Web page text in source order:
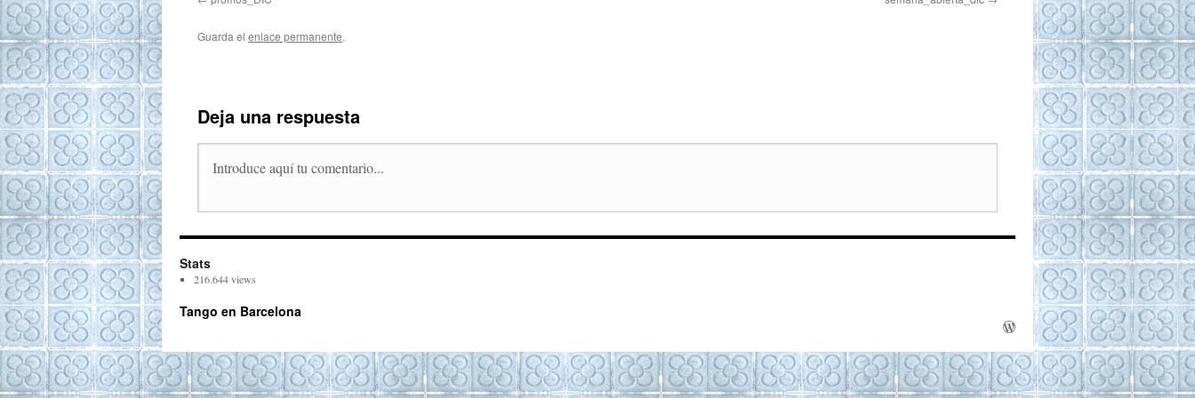
Guarda el enlace permanente.
Deja una respuesta
Stats
216.644 views
Tango en Barcelona